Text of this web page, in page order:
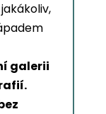
galerii